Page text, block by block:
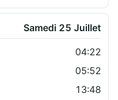
Samedi 25 Juillet
04:22
05:52
13:48